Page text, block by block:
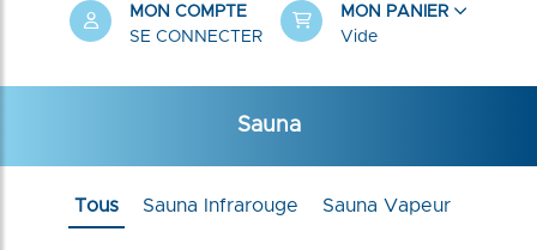
MON COMPTE
SE CONNECTER
MON PANIER
Vide
Sauna
Tous Sauna Infrarouge Sauna Vapeur